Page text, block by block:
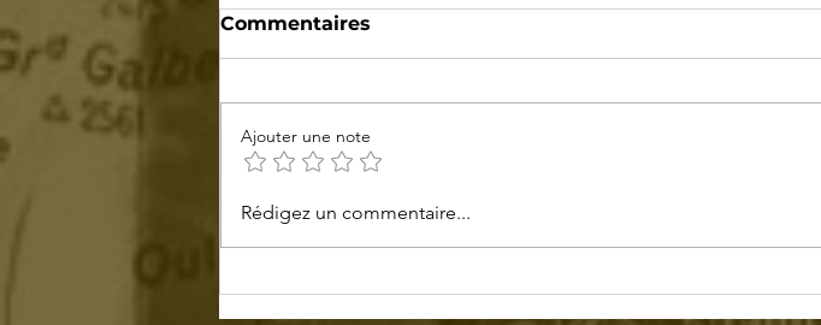
Tour de France 2026 : col
Boucle
Commentaires
Ajouter une note
Rédigez un commentaire...